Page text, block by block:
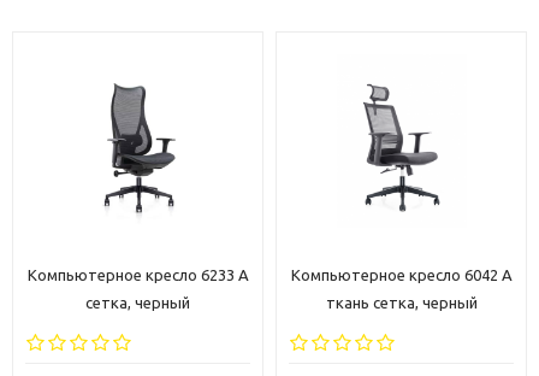
Компьютерное кресло 6042 A
ткань сетка, черный
Компьютерное кресло 6206 A
ткань сетка, черный